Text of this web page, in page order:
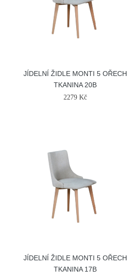
JÍDELNÍ ŽIDLE MONTI 5 OŘECH
TKANINA 20B
2279 Kč
JÍDELNÍ ŽIDLE MONTI 5 OŘECH
TKANINA 17B